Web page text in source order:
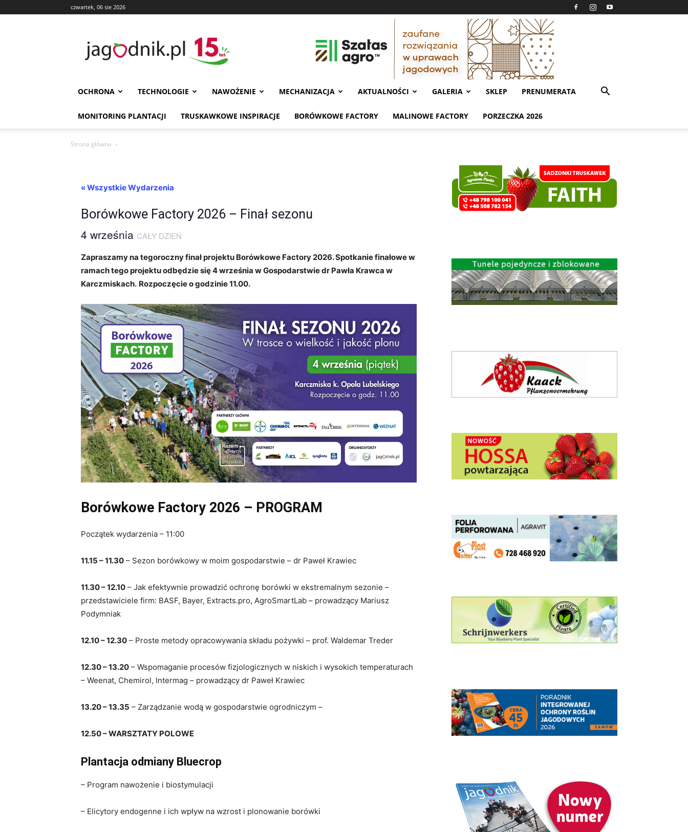
czwartek, 06 sie 2026
OCHRONA TECHNOLOGIE NAWOŻENIE MECHANIZACJA AKTUALNOŚCI GALERIA SKLEP PRENUMERATA
MONITORING PLANTACJI TRUSKAWKOWE INSPIRACJE BORÓWKOWE FACTORY MALINOWE FACTORY PORZECZKA 2026
Strona główna
« Wszystkie Wydarzenia
Borówkowe Factory 2026 – Finał sezonu
4 września CAŁY DZIEŃ
Zapraszamy na tegoroczny finał projektu Borówkowe Factory 2026. Spotkanie finałowe w
ramach tego projektu odbędzie się 4 września w Gospodarstwie dr Pawła Krawca w
Karczmiskach. Rozpoczęcie o godzinie 11.00.
Borówkowe Factory 2026 – PROGRAM
Początek wydarzenia – 11:00
11.15 – 11.30 – Sezon borówkowy w moim gospodarstwie – dr Paweł Krawiec
11.30 – 12.10 – Jak efektywnie prowadzić ochronę borówki w ekstremalnym sezonie –
przedstawiciele firm: BASF, Bayer, Extracts.pro, AgroSmartLab – prowadzący Mariusz
Podymniak
12.10 – 12.30 – Proste metody opracowywania składu pożywki – prof. Waldemar Treder
12.30 – 13.20 – Wspomaganie procesów fizjologicznych w niskich i wysokich temperaturach
– Weenat, Chemirol, Intermag – prowadzący dr Paweł Krawiec
13.20 – 13.35 – Zarządzanie wodą w gospodarstwie ogrodniczym –
12.50 – WARSZTATY POLOWE
Plantacja odmiany Bluecrop
– Program nawożenie i biostymulacji
– Elicytory endogenne i ich wpływ na wzrost i plonowanie borówki